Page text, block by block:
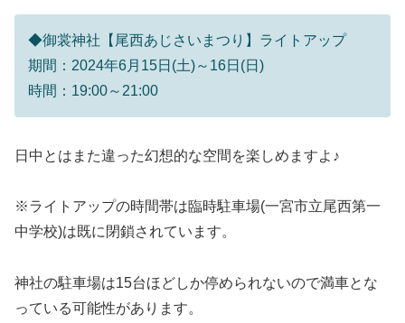
◆御裳神社【尾西あじさいまつり】ライトアップ
期間：2024年6月15日(土)～16日(日)
時間：19:00～21:00
日中とはまた違った幻想的な空間を楽しめますよ♪
※ライトアップの時間帯は臨時駐車場(一宮市立尾西第一
中学校)は既に閉鎖されています。
神社の駐車場は15台ほどしか停められないので満車とな
っている可能性があります。